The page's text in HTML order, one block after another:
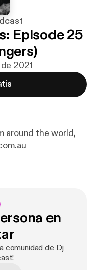
Episode 25
2021
around the world,
en
comunidad de Dj